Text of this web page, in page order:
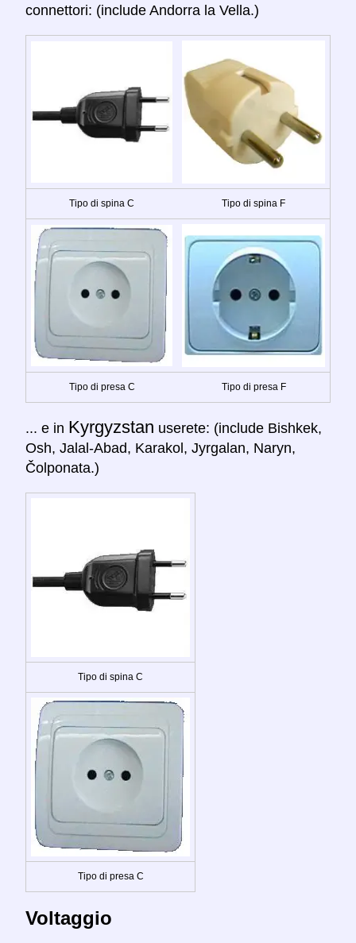
connettori: (include Andorra la Vella.)
Tipo di spina C Tipo di spina F
Tipo di presa C Tipo di presa F
... e in Kyrgyzstan userete: (include Bishkek,
Osh, Jalal-Abad, Karakol, Jyrgalan, Naryn,
Čolponata.)
Tipo di spina C
Tipo di presa C
Voltaggio